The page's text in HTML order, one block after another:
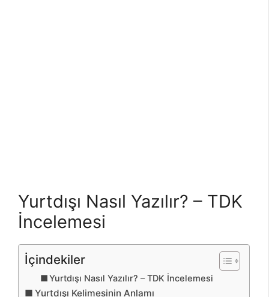
Yurtdışı Nasıl Yazılır? – TDK
İncelemesi
İçindekiler
Yurtdışı Nasıl Yazılır? – TDK İncelemesi
Yurtdışı Kelimesinin Anlamı